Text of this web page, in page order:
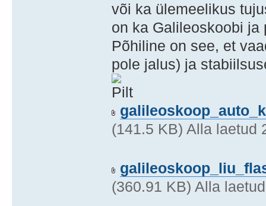
või ka ülemeelikus
on ka Galileoskoobi
Põhiline on see, et
pole jalus) ja
(141.5 KB) Alla laetud
(360.91 KB) Alla